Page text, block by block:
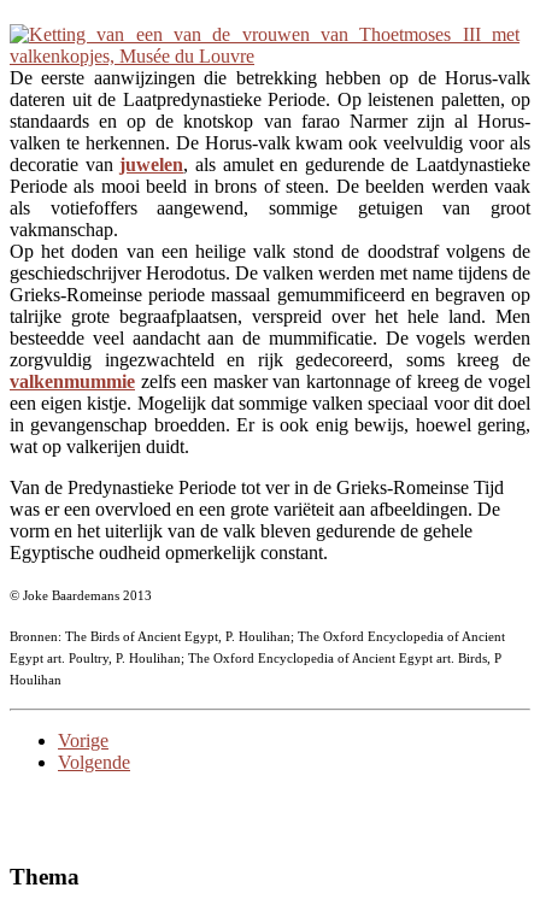
De eerste aanwijzingen die betrekking hebben op de Horus-valk
dateren uit de Laatpredynastieke Periode. Op leistenen paletten, op
standaards en op de knotskop van farao Narmer zijn al Horus-
valken te herkennen. De Horus-valk kwam ook veelvuldig voor als
decoratie vanjuwelen, als amulet en gedurende de Laatdynastieke
Periode als mooi beeld in brons of steen. De beelden werden vaak
als votiefoffers aangewend, sommige getuigen van groot
vakmanschap.
Op het doden van een heilige valk stond de doodstraf volgens de
geschiedschrijver Herodotus. De valken werden met name tijdens de
Grieks-Romeinse periode massaal gemummificeerd en begraven op
talrijke grote begraafplaatsen, verspreid over het hele land. Men
besteedde veel aandacht aan de mummificatie. De vogels werden
zorgvuldig ingezwachteld en rijk gedecoreerd, soms kreeg de
valkenmummie zelfs een masker van kartonnage of kreeg de vogel
een eigen kistje. Mogelijk dat sommige valken speciaal voor dit doel
in gevangenschap broedden. Er is ook enig bewijs, hoewel gering,
wat op valkerijen duidt.
Van de Predynastieke Periode tot ver in de Grieks-Romeinse Tijd
was er een overvloed en een grote variëteit aan afbeeldingen. De
vorm en het uiterlijk van de valk bleven gedurende de gehele
Egyptische oudheid opmerkelijk constant.
© Joke Baardemans 2013
Bronnen: The Birds of Ancient Egypt, P. Houlihan; The Oxford Encyclopedia of Ancient
Egypt art. Poultry, P. Houlihan; The Oxford Encyclopedia of Ancient Egypt art. Birds, P
Houlihan
Vorige
Volgende
Thema